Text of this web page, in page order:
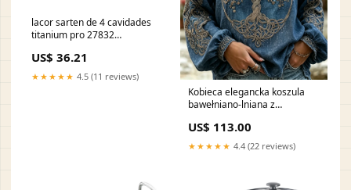
lacor sarten de 4 cavidades
titanium pro 27832
US$ 36.21
★★★★★ 4.5 (11 reviews)
Kobieca elegancka koszula
bawełniano-lniana z
i celtyckim wzorem
brokatowym 20260311-IC
US$ 113.00
★★★★★ 4.4 (22 reviews)